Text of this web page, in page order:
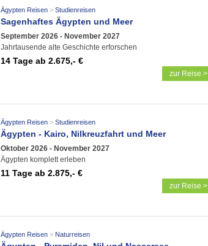
Ägypten Reisen Studienreisen
Sagenhaftes Ägypten und Meer
September 2026 - November 2027
Jahrtausende alte Geschichte erforschen
14 Tage ab 2.675,- €
zur Reise >
Ägypten Reisen Studienreisen
Ägypten - Kairo, Nilkreuzfahrt und Meer
Oktober 2026 - November 2027
Ägypten komplett erleben
11 Tage ab 2.875,- €
zur Reise >
Ägypten Reisen Naturreisen